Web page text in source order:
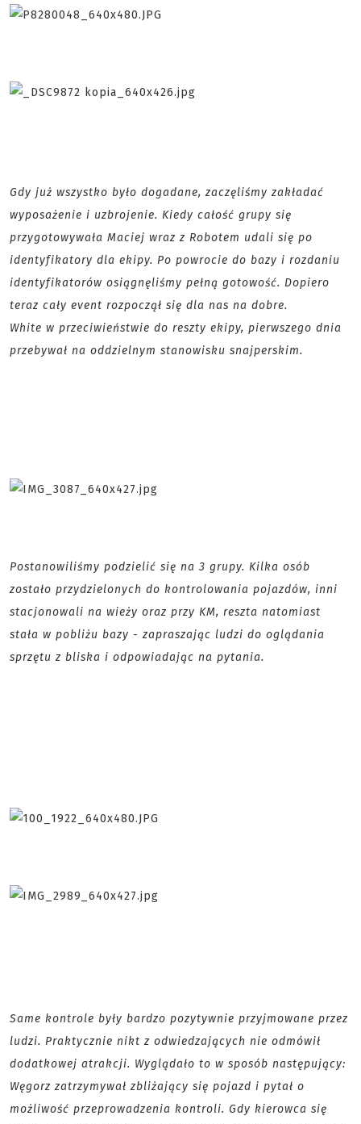
Gdy już wszystko było dogadane, zaczęliśmy zakładać
wyposażenie i uzbrojenie. Kiedy całość grupy się
przygotowywała Maciej wraz z Robotem udali się po
identyfikatory dla ekipy. Po powrocie do bazy i rozdaniu
identyfikatorów osiągnęliśmy pełną gotowość. Dopiero
teraz cały event rozpoczął się dla nas na dobre.
White w przeciwieństwie do reszty ekipy, pierwszego dnia
przebywał na oddzielnym stanowisku snajperskim.
Postanowiliśmy podzielić się na 3 grupy. Kilka osób
zostało przydzielonych do kontrolowania pojazdów, inni
stacjonowali na wieży oraz przy KM, reszta natomiast
stała w pobliżu bazy - zapraszając ludzi do oglądania
sprzętu z bliska i odpowiadając na pytania.
Same kontrole były bardzo pozytywnie przyjmowane przez
ludzi. Praktycznie nikt z odwiedzających nie odmówił
dodatkowej atrakcji. Wyglądało to w sposób następujący:
Węgorz zatrzymywał zbliżający się pojazd i pytał o
możliwość przeprowadzenia kontroli. Gdy kierowca się